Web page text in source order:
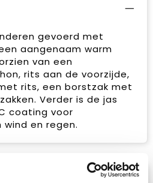
gevoerd met
aangenaam warm
van een
rits aan de voorzijde,
rits, een borstzak met
Verder is de jas
coating voor
en regen.